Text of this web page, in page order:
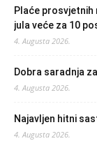
Plaće prosvjetnih
jula veće za 10
4. Augusta 2026.
Dobra saradnja
4. Augusta 2026.
Najavljen hitni
4. Augusta 2026.